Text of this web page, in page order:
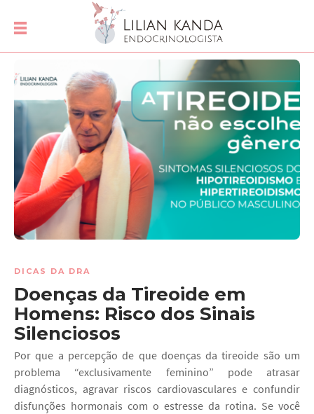
DICAS DA DRA
Doenças da Tireoide em
Homens: Risco dos Sinais
Silenciosos
Por que a percepção de que doenças da tireoide são um
problema “exclusivamente feminino” pode atrasar
diagnósticos, agravar riscos cardiovasculares e confundir
disfunções hormonais com o estresse da rotina. Se você